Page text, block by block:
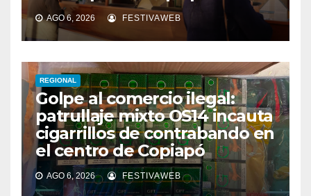
AGO 6, 2026 FESTIVAWEB
REGIONAL
Golpe al comercio ilegal:
patrullaje mixto OS14 incauta
cigarrillos de contrabando en
el centro de Copiapó
AGO 6, 2026 FESTIVAWEB